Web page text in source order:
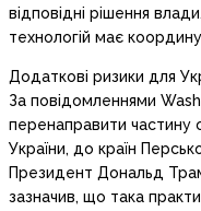
відповідні рішення
технологій має
Додаткові ризики для
За повідомленнями
перенаправити частину
України, до країн
Президент Дональд
зазначив, що така